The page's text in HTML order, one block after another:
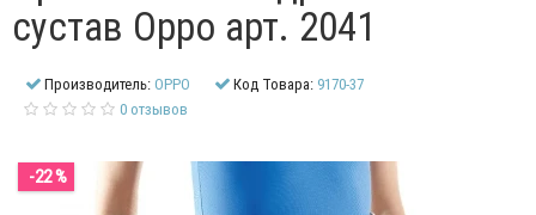
сустав Oppo арт. 2041
Производитель:OPPO Код Товара: 9170-37
0 отзывов
-22 %